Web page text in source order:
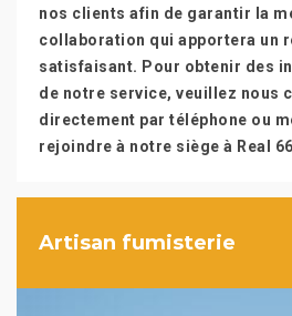
nos clients afin de garantir la
collaboration qui apportera un
satisfaisant. Pour obtenir des
de notre service, veuillez nous
directement par téléphone ou
rejoindre à notre siège à Real
Artisan fumisterie